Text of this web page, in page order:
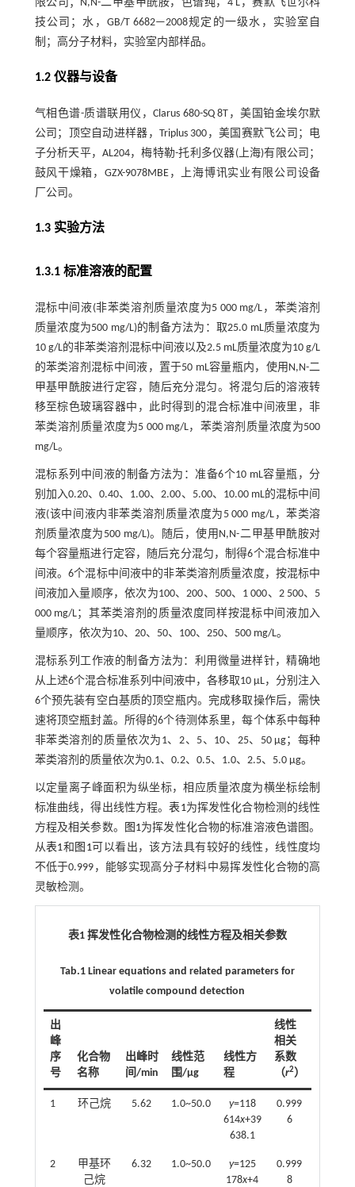
限公司；N,N-二甲基甲酰胺，色谱纯，4 L，赛默飞世尔科
技公司；水，GB/T 6682—2008规定的一级水，实验室自
制；高分子材料，实验室内部样品。
1.2 仪器与设备
气相色谱-质谱联用仪，Clarus 680-SQ 8T，美国铂金埃尔默
公司；顶空自动进样器，Triplus 300，美国赛默飞公司；电
子分析天平，AL204，梅特勒-托利多仪器(上海)有限公司；
鼓风干燥箱，GZX-9078MBE，上海博讯实业有限公司设备
厂公司。
1.3 实验方法
1.3.1 标准溶液的配置
混标中间液(非苯类溶剂质量浓度为5 000 mg/L，苯类溶剂
质量浓度为500 mg/L)的制备方法为：取25.0 mL质量浓度为
10 g/L的非苯类溶剂混标中间液以及2.5 mL质量浓度为10 g/L
的苯类溶剂混标中间液，置于50 mL容量瓶内，使用N,N-二
甲基甲酰胺进行定容，随后充分混匀。将混匀后的溶液转
移至棕色玻璃容器中，此时得到的混合标准中间液里，非
苯类溶剂质量浓度为5 000 mg/L，苯类溶剂质量浓度为500
mg/L。
混标系列中间液的制备方法为：准备6个10 mL容量瓶，分
别加入0.20、0.40、1.00、2.00、5.00、10.00 mL的混标中间
液(该中间液内非苯类溶剂质量浓度为5 000 mg/L，苯类溶
剂质量浓度为500 mg/L)。随后，使用N,N-二甲基甲酰胺对
每个容量瓶进行定容，随后充分混匀，制得6个混合标准中
间液。6个混标中间液中的非苯类溶剂质量浓度，按混标中
间液加入量顺序，依次为100、200、500、1 000、2 500、5
000 mg/L；其苯类溶剂的质量浓度同样按混标中间液加入
量顺序，依次为10、20、50、100、250、500 mg/L。
混标系列工作液的制备方法为：利用微量进样针，精确地
从上述6个混合标准系列中间液中，各移取10 μL，分别注入
6个预先装有空白基质的顶空瓶内。完成移取操作后，需快
速将顶空瓶封盖。所得的6个待测体系里，每个体系中每种
非苯类溶剂的质量依次为1、2、5、10、25、50 μg；每种
苯类溶剂的质量依次为0.1、0.2、0.5、1.0、2.5、5.0 μg。
以定量离子峰面积为纵坐标，相应质量浓度为横坐标绘制
标准曲线，得出线性方程。表1为挥发性化合物检测的线性
方程及相关参数。
图1为挥发性化合物的标准溶液色谱图。
从表1和 图1可以看出，该方法具有较好的线性，线性度均
不低于0.999，能够实现高分子材料中易挥发性化合物的高
灵敏检测。
表1 挥发性化合物检测的线性方程及相关参数
Tab.1 Linear equations and related parameters for
volatile compound detection
出
峰
序
号
化合物
名称
出峰时
间/min
线性范
围/μg
线性方
程
线性
相关
系数
（r2）
1 环己烷 5.62 1.0~50.0 y=118
614x+39
638.1
0.999
6
2
甲基环
己烷
6.32 1.0~50.0 y=125
178x+4
0.999
8